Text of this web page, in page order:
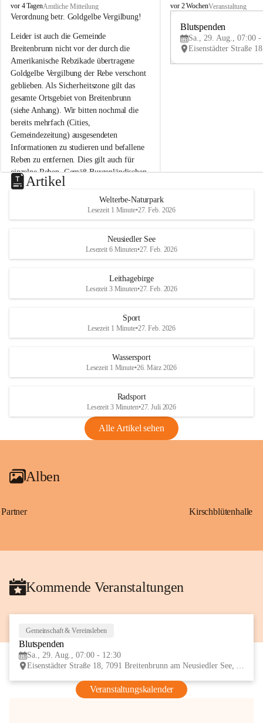
B
r
i
t
e
n
b
r
u
n
n
a
m
N
e
u
s
d
S
vor 4 TagenAmtliche Mitteilung
Verordnung betr. Goldgelbe Vergilbung!
Leider ist auch die Gemeinde
Breitenbrunn nicht vor der durch die
Amerikanische Rebzikade übertragene
Goldgelbe Vergilbung der Rebe verschont
geblieben. Als Sicherheitszone gilt das
gesamte Ortsgebiet von Breitenbrunn
(siehe Anhang). Wir bitten nochmal die
bereits mehrfach (Cities,
Gemeindezeitung) ausgesendeten
Informationen zu studieren und befallene
Reben zu entfernen. Dies gilt auch für
einzelne Reben. Gemäß Burgenländischen
Weinbaugesetz sind nicht gepflegte oder
unzulässige Weingärten zu roden! Bitte
helfen wir zusammen um unsere Winzer
vor den prognostizierten Ernteausfällen
und den daraus folgenden wirtschaftlichen
Maßnahmen zur Bekämpfung
Rebe und der Amerikanischen
Anhang VBl. EU Nr. 18
1 Seite•1,4 MB
VBl. EU Nr. 18_2026
B
e
u
e
d
r
S
vor 2 WochenVeranstaltung
Blutspenden
Sa., 29. Aug., 07:00 -
Artikel
Welterbe-Naturpark
Lesezeit 1 Minute•27. Feb. 2026
Neusiedler See
Lesezeit 6 Minuten•27. Feb. 2026
Leithagebirge
Lesezeit 3 Minuten•27. Feb. 2026
Sport
Lesezeit 1 Minute•27. Feb. 2026
Wassersport
Lesezeit 1 Minute•26. März 2026
Radsport
Lesezeit 3 Minuten•27. Juli 2026
Alle Artikel sehen
Alben
Partner Kirschblütenhalle
Kommende Veranstaltungen
Gemeinschaft & Vereinsleben
Blutspenden
Sa., 29. Aug., 07:00 - 12:30
Eisenstädter Straße 18, 7091 Breitenbrunn am Neusiedler See, AUT
Veranstaltungskalender